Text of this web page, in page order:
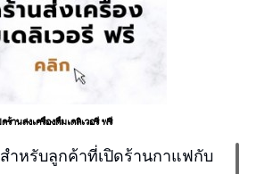
ดร้านส่งเครื่องดื่มเดลิเวอรี ฟรี
ำหรับลูกค้าที่เปิดร้านกาแฟกับ